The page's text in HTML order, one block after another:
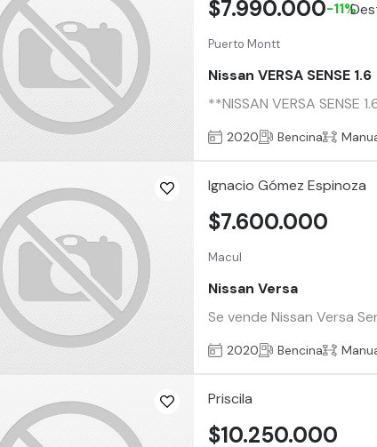
Puerto Montt
Nissan VERSA SENSE 1.6
**NISSAN VERSA
$7.990.000-11%
2020 Bencina
Ignacio Gómez Espinoza
Macul
Nissan Versa
Se vende Nissan Versa
$7.600.000
2020 Bencina
Priscila
$10.250.000